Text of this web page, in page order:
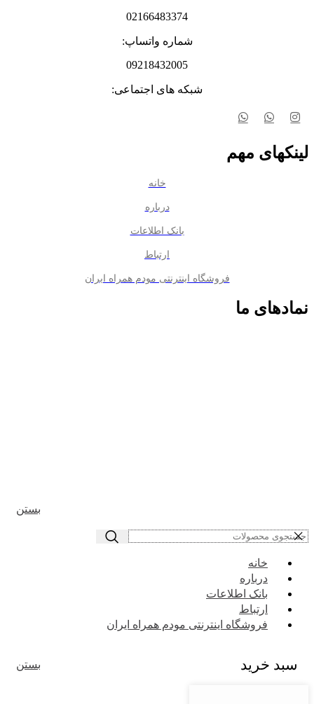
02166483374
شماره واتساپ:
09218432005
شبکه های اجتماعی:
لینکهای مهم
خانه
درباره
بانک اطلاعات
ارتباط
فروشگاه اینترنتی مودم همراه ایران
نمادهای ما
بستن
خانه
درباره
بانک اطلاعات
ارتباط
فروشگاه اینترنتی مودم همراه ایران
سبد خرید بستن